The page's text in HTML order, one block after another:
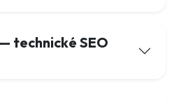
technické SEO